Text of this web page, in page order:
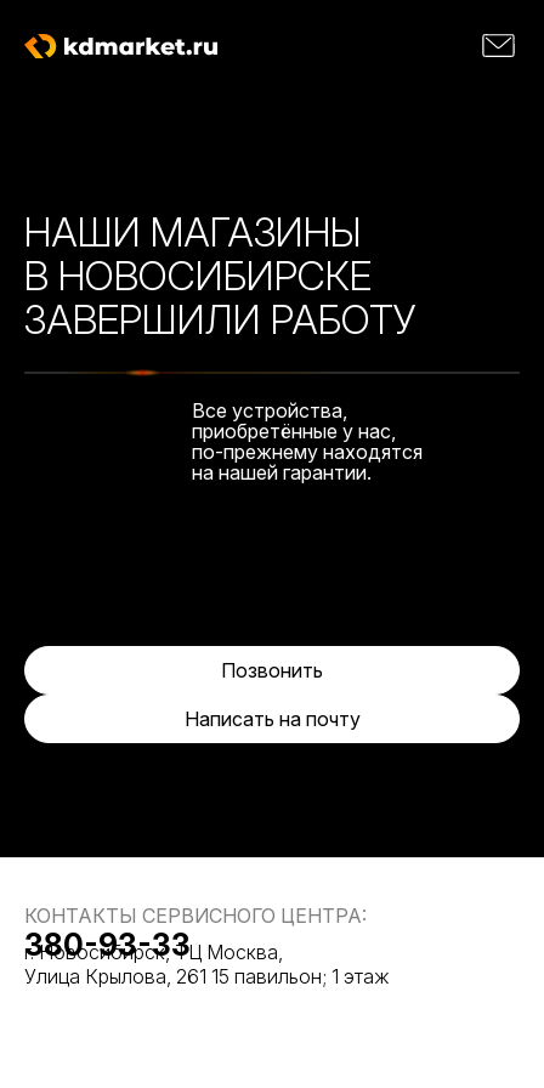
НАШИ МАГАЗИНЫ
В НОВОСИБИРСКЕ
ЗАВЕРШИЛИ РАБОТУ
Все устройства,
приобретённые у нас,
по-прежнему находятся
на нашей гарантии.
Написать на почту
Позвонить
КОНТАКТЫ СЕРВИСНОГО ЦЕНТРА:
г. Новосибирск, ТЦ Москва,
Улица Крылова, 261 15 павильон; 1 этаж
380-93-33